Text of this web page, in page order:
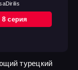
8 cерия
турецкий